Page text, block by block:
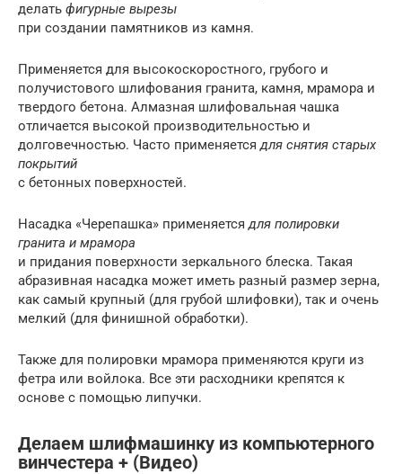
делать фигурные вырезы
при создании памятников из камня.
Применяется для высокоскоростного, грубого и
получистового шлифования гранита, камня, мрамора и
твердого бетона. Алмазная шлифовальная чашка
отличается высокой производительностью и
долговечностью. Часто применяетсядля снятия старых
покрытий
с бетонных поверхностей.
Насадка «Черепашка» применяетсядля полировки
гранита и мрамора
и придания поверхности зеркального блеска. Такая
абразивная насадка может иметь разный размер зерна,
как самый крупный (для грубой шлифовки), так и очень
мелкий (для финишной обработки).
Также для полировки мрамора применяются круги из
фетра или войлока. Все эти расходники крепятся к
основе с помощью липучки.
Делаем шлифмашинку из компьютерного
винчестера + (Видео)